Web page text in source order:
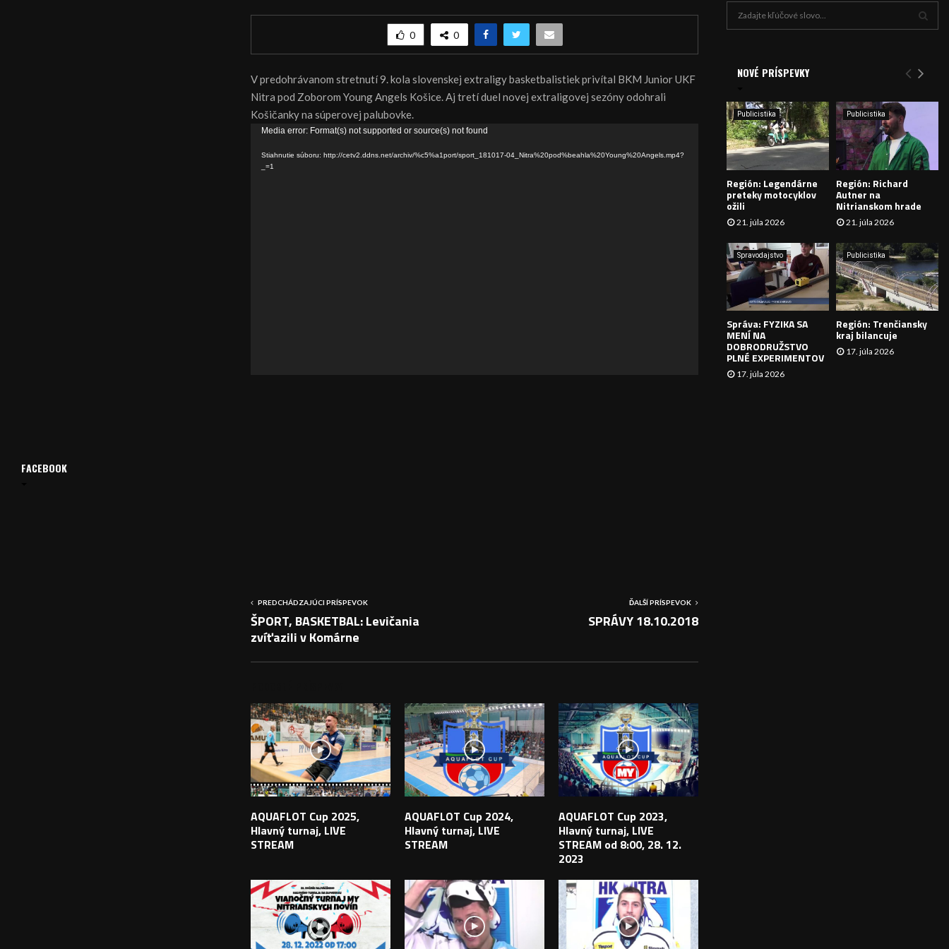
0 0
V predohrávanom stretnutí 9. kola slovenskej extraligy basketbalistiek privítal BKM Junior UKF
Nitra pod Zoborom Young Angels Košice. Aj tretí duel novej extraligovej sezóny odohrali
Košičanky na súperovej palubovke.
Media error: Format(s) not supported or source(s) not found
Stiahnutie súboru: http://cetv2.ddns.net/archiv/%c5%a1port/sport_181017-04_Nitra%20pod%beahla%20Young%20Angels.mp4?
_=1
PREDCHÁDZAJÚCI PRÍSPEVOK
ŠPORT, BASKETBAL: Levičania
zvíťazili v Komárne
ĎALŠÍ PRÍSPEVOK
SPRÁVY 18.10.2018
AQUAFLOT Cup 2025,
Hlavný turnaj, LIVE
STREAM
AQUAFLOT Cup 2024,
Hlavný turnaj, LIVE
STREAM
AQUAFLOT Cup 2023,
Hlavný turnaj, LIVE
STREAM od 8:00, 28. 12.
2023
FACEBOOK
e
:
Y
H
A
Á
V
A
N
I
NOVÉ PRÍSPEVKY
Publicistika
Región: Legendárne
preteky motocyklov
ožili
21. júla 2026
Publicistika
Región: Richard
Autner na
Nitrianskom hrade
21. júla 2026
Spravodajstvo
Správa: FYZIKA SA
MENÍ NA
DOBRODRUŽSTVO
PLNÉ EXPERIMENTOV
17. júla 2026
Publicistika
Región: Trenčiansky
kraj bilancuje
17. júla 2026